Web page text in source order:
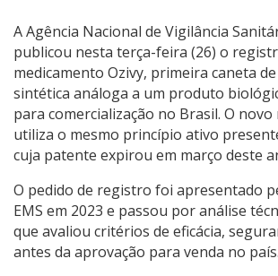
A Agência Nacional de Vigilância
publicou nesta terça-feira (26) o
medicamento Ozivy, primeira caneta
sintética análoga a um produto
para comercialização no Brasil. O
utiliza o mesmo princípio ativo
cuja patente expirou em março deste
O pedido de registro foi apresentado
EMS em 2023 e passou por análise
que avaliou critérios de eficácia,
antes da aprovação para venda no país.